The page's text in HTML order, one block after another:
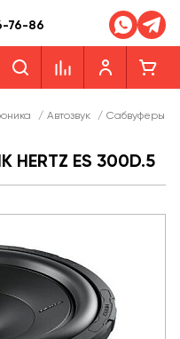
76-86
/ Автозвук / Сабвуферы
ES 300D.5